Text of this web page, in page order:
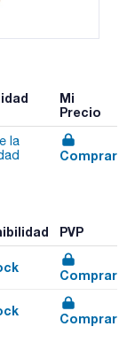
Mi
Precio
la
Comprar
PVP
Comprar
Comprar